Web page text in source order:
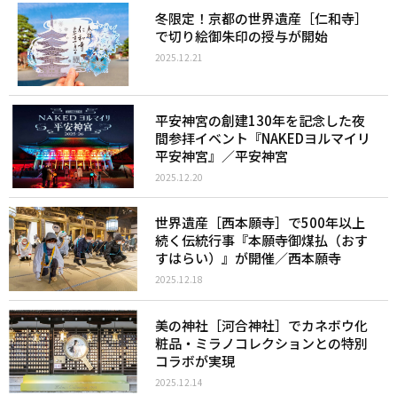
冬限定！京都の世界遺産［仁和寺］
で切り絵御朱印の授与が開始
2025.12.21
平安神宮の創建130年を記念した夜
間参拝イベント『NAKEDヨルマイリ
平安神宮』／平安神宮
2025.12.20
世界遺産［西本願寺］で500年以上
続く伝統行事『本願寺御煤払（おす
すはらい）』が開催／西本願寺
2025.12.18
美の神社［河合神社］でカネボウ化
粧品・ミラノコレクションとの特別
コラボが実現
2025.12.14